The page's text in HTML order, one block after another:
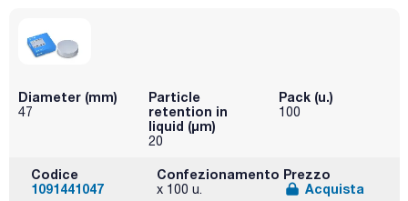
Diameter (mm)
47
Particle
retention in
liquid (μm)
20
Pack (u.)
100
Codice
1091441047
Confezionamento
x 100 u.
Prezzo
Acquista